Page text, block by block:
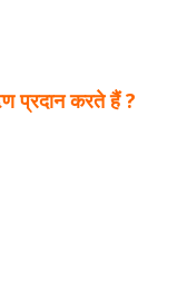
प्रदान करते हैं ?